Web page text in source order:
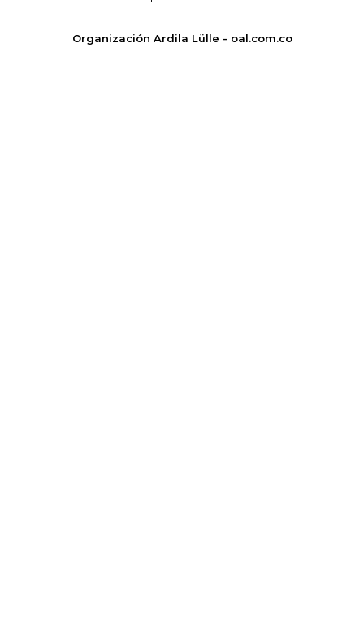
Organización Ardila Lülle - oal.com.co